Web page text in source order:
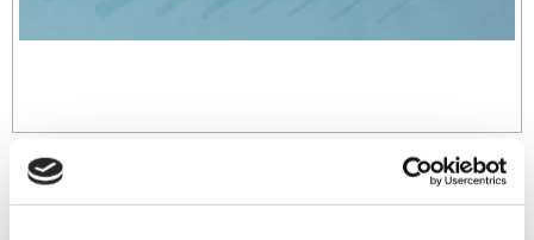
79sek